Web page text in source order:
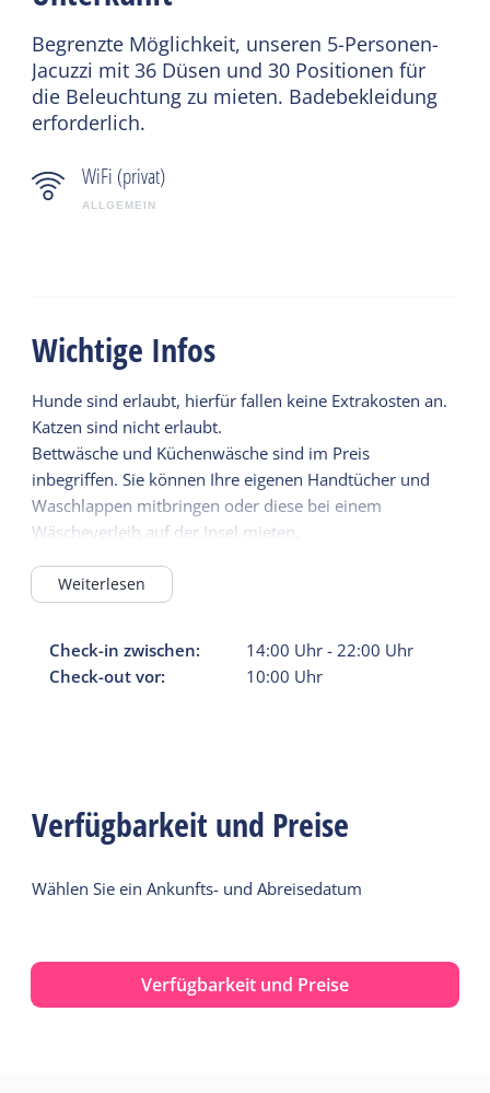
Begrenzte Möglichkeit, unseren 5-Personen-
Jacuzzi mit 36 Düsen und 30 Positionen für
die Beleuchtung zu mieten. Badebekleidung
erforderlich.
WiFi (privat)
ALLGEMEIN
Wichtige Infos
Hunde sind erlaubt, hierfür fallen keine Extrakosten an.
Katzen sind nicht erlaubt.
Bettwäsche und Küchenwäsche sind im Preis
inbegriffen. Sie können Ihre eigenen Handtücher und
Waschlappen mitbringen oder diese bei einem
Wäscheverleih auf der Insel mieten.
Weiterlesen
Check-in zwischen: 14:00 Uhr - 22:00 Uhr
Check-out vor:
10:00 Uhr
Verfügbarkeit und Preise
Wählen Sie ein Ankunfts- und Abreisedatum
Verfügbarkeit und Preise